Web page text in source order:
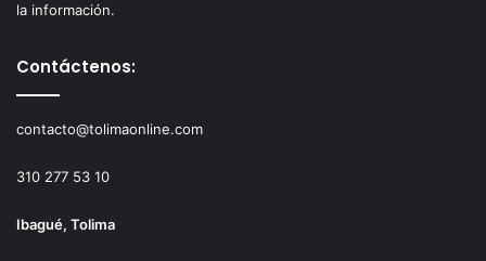
la información.
Contáctenos:
contacto@tolimaonline.com
310 277 53 10
Ibagué, Tolima